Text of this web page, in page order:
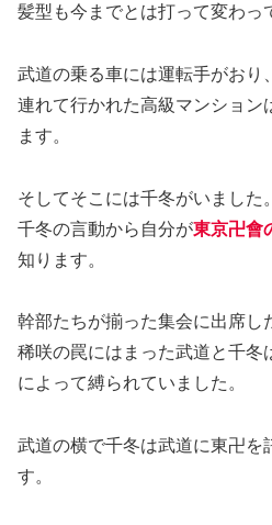
髪型も今までとは打って変わっ
武道の乗る車には運転手がおり、
連れて行かれた高級マンション
ます。
そしてそこには千冬がいました。
千冬の言動から自分が東京卍會
知ります。
幹部たちが揃った集会に出席し
稀咲の罠にはまった武道と千冬
によって縛られていました。
武道の横で千冬は武道に東卍を
す。